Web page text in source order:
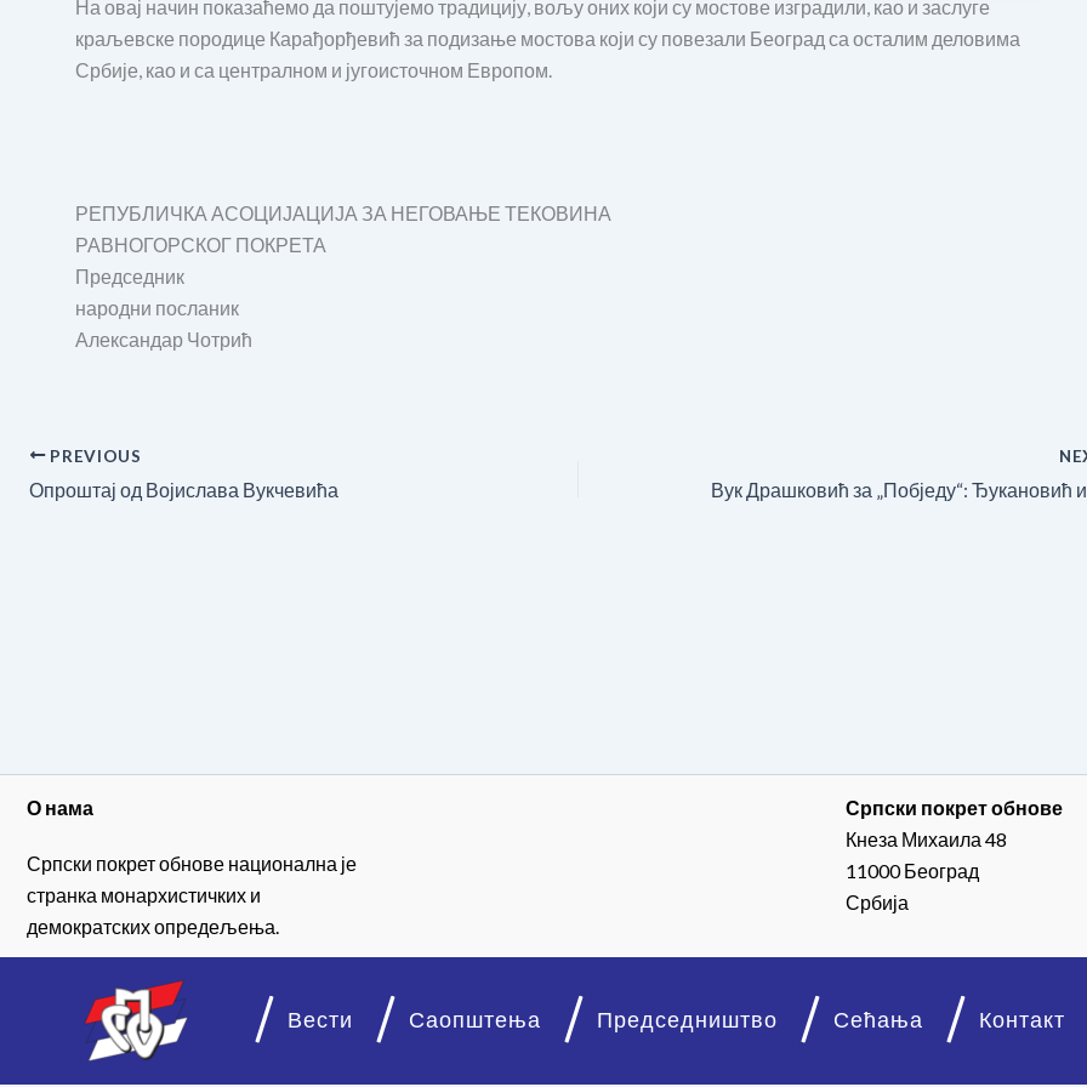
Вести Саопштења Председништво Сећања Контакт
На овај начин показаћемо да поштујемо традицију, вољу оних који су мостове изградили, као и заслуге
краљевске породице Карађорђевић за подизање мостова који су повезали Београд са осталим деловима
Србије, као и са централном и југоисточном Европом.
РЕПУБЛИЧКА АСОЦИЈАЦИЈА ЗА НЕГОВАЊЕ ТЕКОВИНА
РАВНОГОРСКОГ ПОКРЕТА
Председник
народни посланик
Александар Чотрић
PREVIOUS
Опроштај од Војислава Вукчевића
О нама
Српски покрет обнове национална је
странка монархистичких и
демократских опредељења.
Српски покрет обнове
Кнеза Михаила 48
11000 Београд
Србија
© 2026. Српски покрет обнове